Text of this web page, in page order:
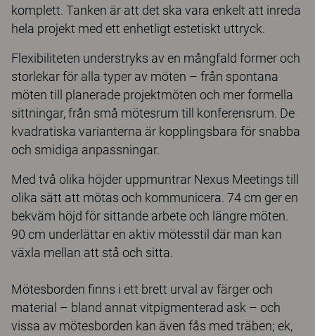
komplett. Tanken är att det ska vara enkelt att inreda
hela projekt med ett enhetligt estetiskt uttryck.
Flexibiliteten understryks av en mångfald former och
storlekar för alla typer av möten – från spontana
möten till planerade projektmöten och mer formella
sittningar, från små mötesrum till konferensrum. De
kvadratiska varianterna är kopplingsbara för snabba
och smidiga anpassningar.
Med två olika höjder uppmuntrar Nexus Meetings till
olika sätt att mötas och kommunicera. 74 cm ger en
bekväm höjd för sittande arbete och längre möten.
90 cm underlättar en aktiv mötesstil där man kan
växla mellan att stå och sitta.
Mötesborden finns i ett brett urval av färger och
material – bland annat vitpigmenterad ask – och
vissa av mötesborden kan även fås med träben; ek,